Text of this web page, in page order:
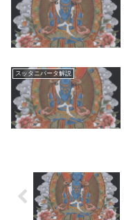
スッタニパータ解説